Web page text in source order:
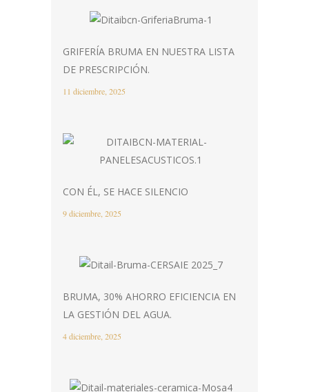
GRIFERÍA BRUMA EN NUESTRA LISTA
DE PRESCRIPCIÓN.
11 diciembre, 2025
CON ÉL, SE HACE SILENCIO
9 diciembre, 2025
BRUMA, 30% AHORRO EFICIENCIA EN
LA GESTIÓN DEL AGUA.
4 diciembre, 2025